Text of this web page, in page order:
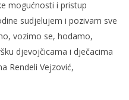
mogućnosti i pristup
sudjelujem i pozivam sve
vozimo se, hodamo,
djevojčicama i dječacima
Rendeli Vejzović,